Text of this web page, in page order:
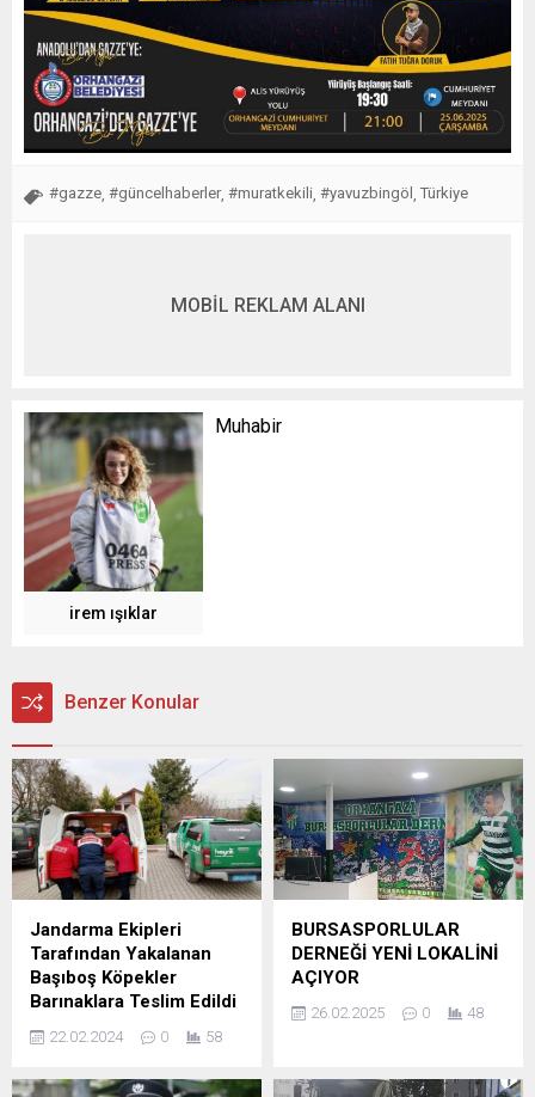
#gazze, #güncelhaberler, #muratkekili, #yavuzbingöl , Türkiye
MOBİL REKLAM ALANI
irem ışıklar
Muhabir
Benzer Konular
Jandarma Ekipleri
Tarafından Yakalanan
Başıboş Köpekler
Barınaklara Teslim Edildi
22.02.2024 0 58
BURSASPORLULAR
DERNEĞİ YENİ LOKALİNİ
AÇIYOR
26.02.2025 0 48